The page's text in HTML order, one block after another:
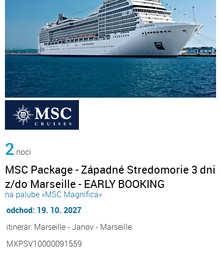
2 noci
MSC Package - Západné Stredomorie 3 dni
z/do Marseille - EARLY BOOKING
na palube »MSC Magnifica«
odchod: 19. 10. 2027
itinerár: Marseille - Janov - Marseille
MXPSV10000091559